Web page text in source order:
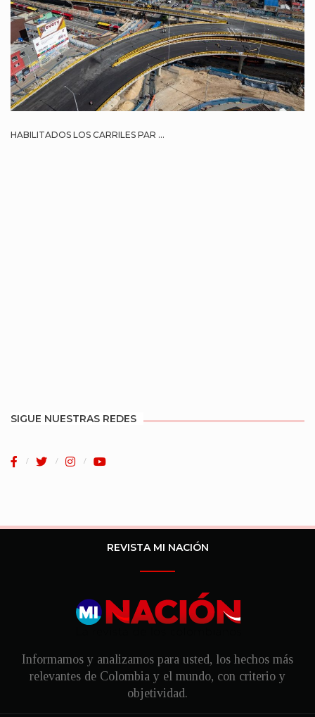
HABILITADOS LOS CARRILES PAR ...
SIGUE NUESTRAS REDES
REVISTA MI NACIÓN
Informamos y analizamos para usted, los hechos más
relevantes de Colombia y el mundo, con criterio y
objetividad.